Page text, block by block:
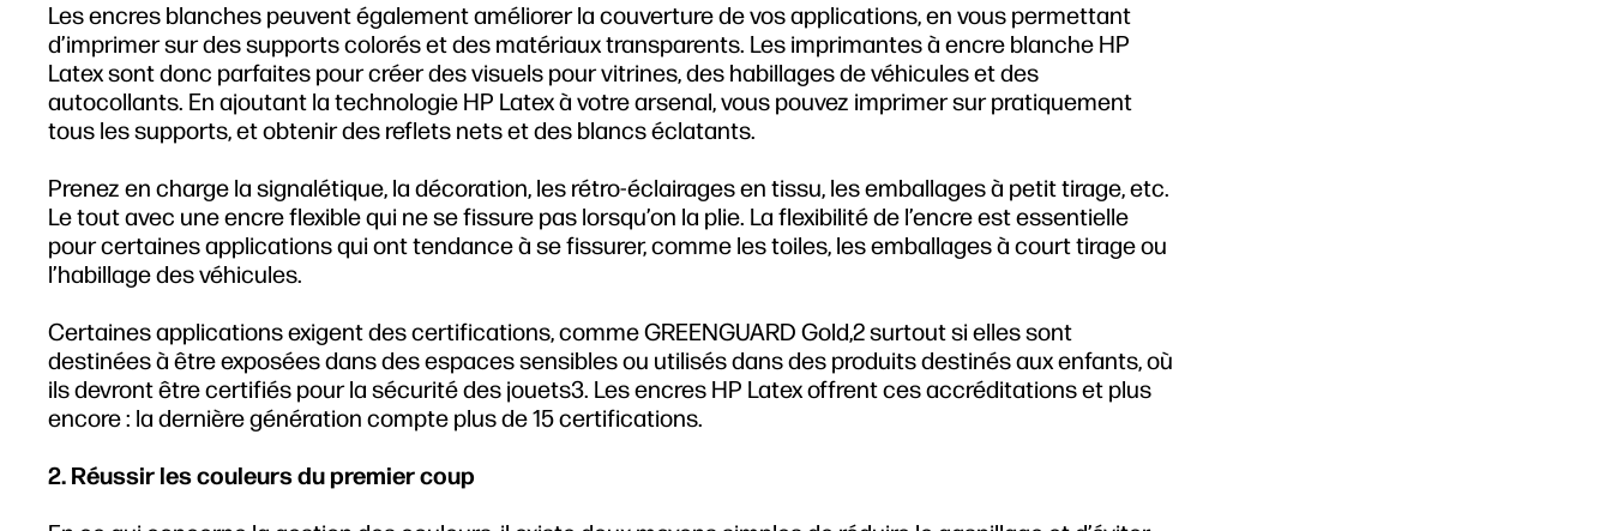
Les encres blanches peuvent également améliorer la couverture de vos applications, en vous permettant
d’imprimer sur des supports colorés et des matériaux transparents. Les imprimantes à encre blanche HP
Latex sont donc parfaites pour créer des visuels pour vitrines, des habillages de véhicules et des
autocollants. En ajoutant la technologie HP Latex à votre arsenal, vous pouvez imprimer sur pratiquement
tous les supports, et obtenir des reflets nets et des blancs éclatants.
Prenez en charge la signalétique, la décoration, les rétro-éclairages en tissu, les emballages à petit tirage, etc.
Le tout avec une encre flexible qui ne se fissure pas lorsqu’on la plie. La flexibilité de l’encre est essentielle
pour certaines applications qui ont tendance à se fissurer, comme les toiles, les emballages à court tirage ou
l’habillage des véhicules.
Certaines applications exigent des certifications, comme GREENGUARD Gold,2 surtout si elles sont
destinées à être exposées dans des espaces sensibles ou utilisés dans des produits destinés aux enfants, où
ils devront être certifiés pour la sécurité des jouets3. Les encres HP Latex offrent ces accréditations et plus
encore : la dernière génération compte plus de 15 certifications.
2. Réussir les couleurs du premier coup